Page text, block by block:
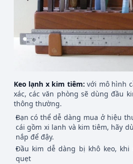
Keo lạnh x kim tiêm:với mô hình
xác, các văn phòng sẽ dùng đầu
thông thường.
Bạn có thể dễ dàng mua ở hiệu
cái gồm xi lanh và kim tiêm, hãy
nắp để đậy.
Đầu kim dễ dàng bị khô keo,
quẹt